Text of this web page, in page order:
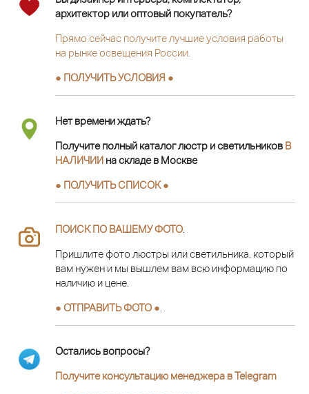
архитектор или оптовый покупатель?
Прямо сейчас получите лучшие условия работы
на рынке освещения России.
● ПОЛУЧИТЬ УСЛОВИЯ ●
Нет времени ждать?
Получите полный каталог люстр и светильников В
НАЛИЧИИ на складе в Москве
● ПОЛУЧИТЬ СПИСОК ●
ПОИСК ПО ВАШЕМУ ФОТО
Пришлите фото люстры или светильника, который
вам нужен и мы вышлем вам всю информацию по
наличию и цене.
● ОТПРАВИТЬ ФОТО ●
Остались вопросы?
Получите консультацию менеджера в Telegram